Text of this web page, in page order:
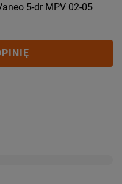
5-dr MPV 02-05